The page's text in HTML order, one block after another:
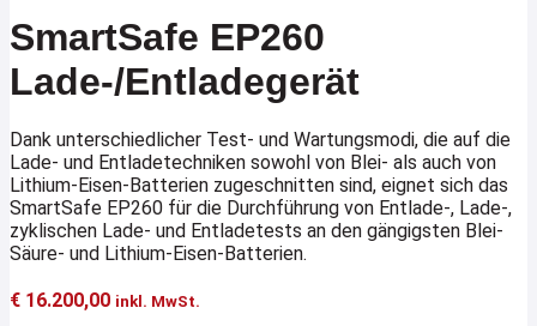
SmartSafe EP260
Lade-/Entladegerät
Dank unterschiedlicher Test- und Wartungsmodi, die auf die
Lade- und Entladetechniken sowohl von Blei- als auch von
Lithium-Eisen-Batterien zugeschnitten sind, eignet sich das
SmartSafe EP260 für die Durchführung von Entlade-, Lade-,
zyklischen Lade- und Entladetests an den gängigsten Blei-
Säure- und Lithium-Eisen-Batterien.
€ 16.200,00 inkl. MwSt.